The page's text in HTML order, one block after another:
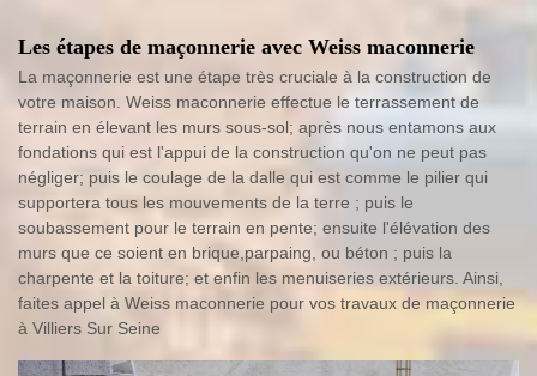
Les étapes de maçonnerie avec Weiss maconnerie
La maçonnerie est une étape très cruciale à la construction de
votre maison. Weiss maconnerie effectue le terrassement de
terrain en élevant les murs sous-sol; après nous entamons aux
fondations qui est l'appui de la construction qu'on ne peut pas
négliger; puis le coulage de la dalle qui est comme le pilier qui
supportera tous les mouvements de la terre ; puis le
soubassement pour le terrain en pente; ensuite l'élévation des
murs que ce soient en brique,parpaing, ou béton ; puis la
charpente et la toiture; et enfin les menuiseries extérieurs. Ainsi,
faites appel à Weiss maconnerie pour vos travaux de maçonnerie
à Villiers Sur Seine